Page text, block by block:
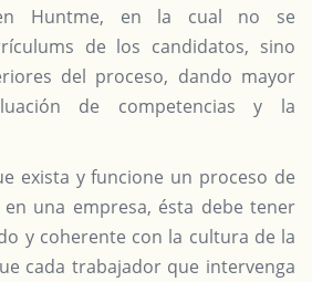
Huntme, en la cual no se
de los candidatos, sino
del proceso, dando mayor
de competencias y la
exista y funcione un proceso de
en una empresa, ésta debe tener
y coherente con la cultura de la
cada trabajador que intervenga